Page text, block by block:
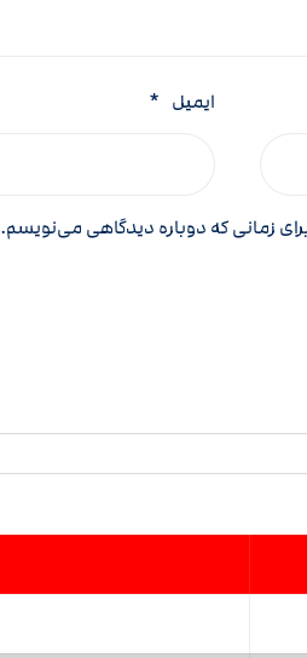
ایمیل *
زمانی که دوباره دیدگاهی می‌نویسم.